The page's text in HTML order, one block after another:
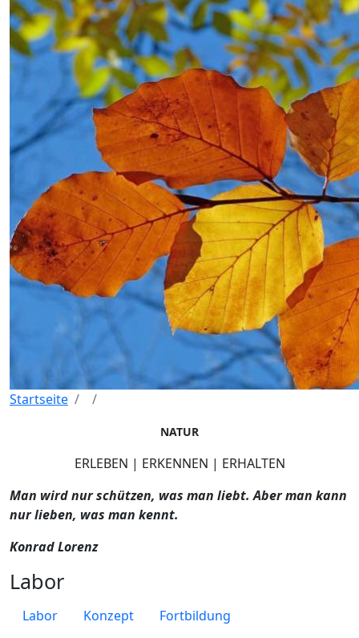
Startseite
NATUR
ERLEBEN | ERKENNEN | ERHALTEN
Man wird nur schützen, was man liebt. Aber man kann
nur lieben, was man kennt.
Konrad Lorenz
Labor
Labor Konzept
Fortbildung